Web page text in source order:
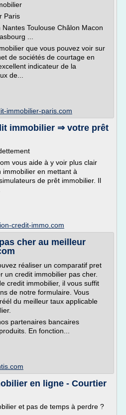
Paris
Toulouse Châlon Macon
...
que vous pouvez voir sur
de sociétés de courtage en
indicateur de la
de...
immobilier-paris.com
immobilier ⇒ votre prêt
vous aide à y voir plus clair
en mettant à
de prêt immobilier. Il
credit-immo.com
cher au meilleur
réaliser un comparatif pret
un credit immobilier pas cher.
credit immobilier, il vous suffit
de notre formulaire. Vous
du meilleur taux applicable
partenaires bancaires
En fonction...
en ligne - Courtier
et pas de temps à perdre ?